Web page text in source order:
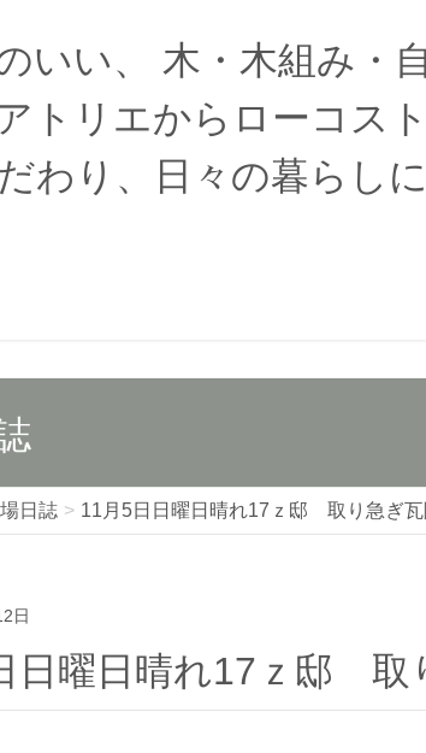
いい、 木・木組み・
トリエからローコス
わり、日々の暮らし
日誌 11月5日日曜日晴れ17ｚ邸 取り急ぎ瓦
日
日曜日晴れ17ｚ邸 取